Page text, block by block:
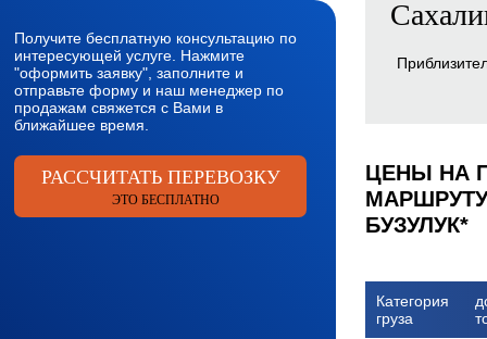
Получите бесплатную консультацию по
интересующей услуге. Нажмите
"оформить заявку", заполните и
отправьте форму и наш менеджер по
продажам свяжется с Вами в
ближайшее время.
РАССЧИТАТЬ ПЕРЕВОЗКУ
ЭТО БЕСПЛАТНО
ЦЕНЫ НА
БУЗУЛУК*
Категория
груза